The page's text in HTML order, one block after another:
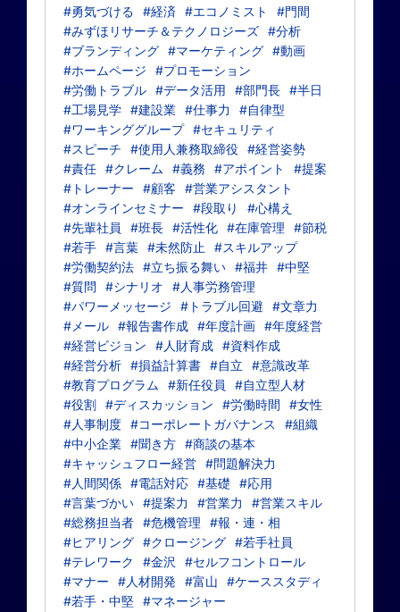
#勇気づける
#経済 #エコノミスト
#門間
#みずほリサーチ＆テクノロジーズ #分析
#ブランディング #マーケティング #動画
#ホームページ
#プロモーション
#労働トラブル #データ活用 #部門長 #半日
#工場見学 #建設業 #仕事力
#自律型
#ワーキンググループ #セキュリティ
#スピーチ
#使用人兼務取締役 #経営姿勢
#責任 #クレーム #義務 #アポイント
#提案
#トレーナー
#顧客
#営業アシスタント
#オンラインセミナー
#段取り
#心構え
#先輩社員
#班長 #活性化 #在庫管理
#節税
#若手 #言葉 #未然防止
#スキルアップ
#労働契約法 #立ち振る舞い #福井 #中堅
#質問
#シナリオ
#人事労務管理
#パワーメッセージ
#トラブル回避
#文章力
#メール #報告書作成 #年度計画 #年度経営
#経営ビジョン
#人財育成 #資料作成
#経営分析 #損益計算書 #自立
#意識改革
#教育プログラム
#新任役員
#自立型人材
#役割 #ディスカッション #労働時間
#女性
#人事制度 #コーポレートガバナンス
#組織
#中小企業 #聞き方 #商談の基本
#キャッシュフロー経営 #問題解決力
#人間関係 #電話対応 #基礎
#応用
#言葉づかい #提案力 #営業力
#営業スキル
#総務担当者 #危機管理
#報・連・相
#ヒアリング #クロージング #若手社員
#テレワーク
#金沢
#セルフコントロール
#マナー
#人材開発 #富山
#ケーススタディ
#若手・中堅 #マネージャー